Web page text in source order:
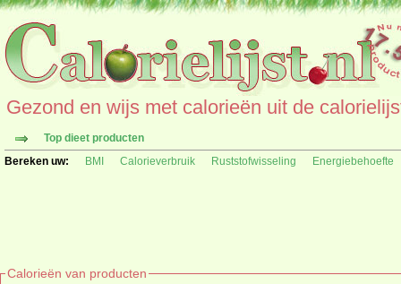
Gezond en wijs met calorieën uit de
Top dieet producten
Bereken uw:
BMI Calorieverbruik Ruststofwisseling Energiebehoefte
Calorieën van producten